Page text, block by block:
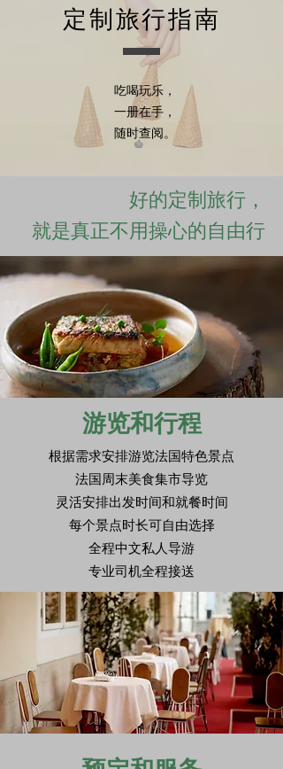
​定制旅行指南
吃喝玩乐，
一册在手，
随时查阅。
游览和行程
根据需求安排游览法国特色景点
法国周末美食集市导览
灵活安排出发时间和就餐时间
​每个景点时长可自由选择
全程中文私人导游
​专业司机全程接送
好的定制旅行，
​就是真正不用操心的自由行